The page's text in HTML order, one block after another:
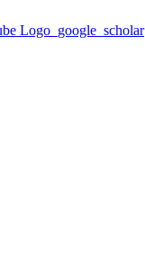
Logo_google_scholar